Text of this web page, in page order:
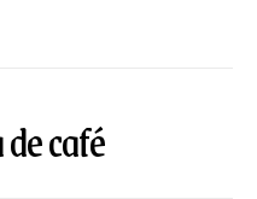
café